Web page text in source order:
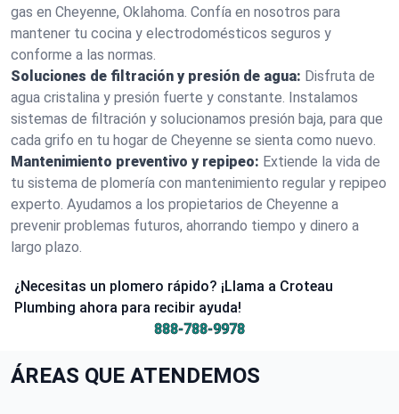
gas en Cheyenne, Oklahoma. Confía en nosotros para
mantener tu cocina y electrodomésticos seguros y
conforme a las normas.
Soluciones de filtración y presión de agua: Disfruta de
agua cristalina y presión fuerte y constante. Instalamos
sistemas de filtración y solucionamos presión baja, para que
cada grifo en tu hogar de Cheyenne se sienta como nuevo.
Mantenimiento preventivo y repipeo: Extiende la vida de
tu sistema de plomería con mantenimiento regular y repipeo
experto. Ayudamos a los propietarios de Cheyenne a
prevenir problemas futuros, ahorrando tiempo y dinero a
largo plazo.
¿Necesitas un plomero rápido? ¡Llama a Croteau
Plumbing ahora para recibir ayuda!
888-788-9978
ÁREAS QUE ATENDEMOS